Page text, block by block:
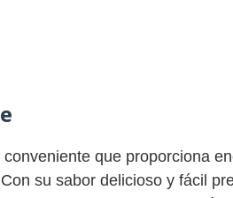
que proporciona
su sabor delicioso y fácil